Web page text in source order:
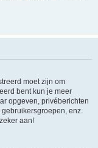
moet zijn om
bent kun je meer
opgeven, privéberichten
enz.
aan!